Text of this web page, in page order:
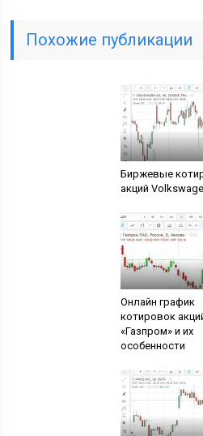
Похожие публикации
Биржевые
акций
Онлайн график
котировок
«Газпром» и их
особенности